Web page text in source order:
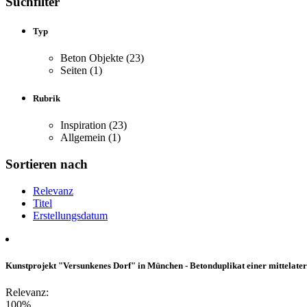
Typ
Beton Objekte (23)
Seiten (1)
Rubrik
Inspiration (23)
Allgemein (1)
Sortieren nach
Relevanz
Titel
Erstellungsdatum
Kunstprojekt "Versunkenes Dorf" in München - Betonduplikat einer
Relevanz:
100%